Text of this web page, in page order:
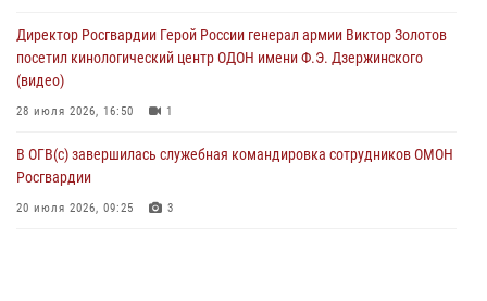
Росгвардейцы задержали мужчину, открывшего стрельбу в
Подмосковье (видео)
06 августа 2026, 12:35
Директор Росгвардии Герой России генерал армии Виктор Золотов
посетил кинологический центр ОДОН имени Ф.Э. Дзержинского
(видео)
28 июля 2026, 16:50 1
В ОГВ(с) завершилась служебная командировка сотрудников ОМОН
Росгвардии
20 июля 2026, 09:25 3